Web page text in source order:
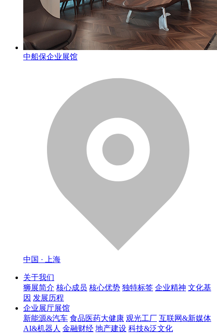
中船保企业展馆
中国 · 上海
关于我们
狮展简介 核心成员 核心优势 独特标签 企业精神 文化基
因 发展历程
企业展厅展馆
新能源&汽车 食品医药大健康 观光工厂 互联网&新媒体
AI&机器人 金融财经 地产建设 科技&泛文化